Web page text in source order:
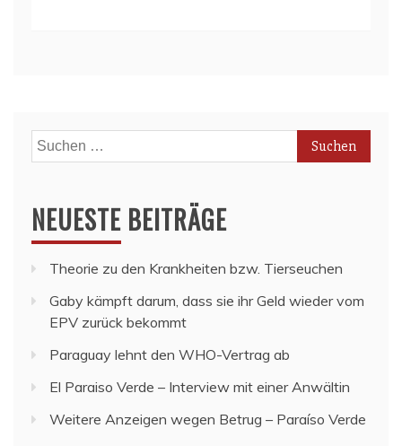
Suchen
nach:
NEUESTE BEITRÄGE
Theorie zu den Krankheiten bzw. Tierseuchen
Gaby kämpft darum, dass sie ihr Geld wieder vom
EPV zurück bekommt
Paraguay lehnt den WHO-Vertrag ab
El Paraiso Verde – Interview mit einer Anwältin
Weitere Anzeigen wegen Betrug – Paraíso Verde